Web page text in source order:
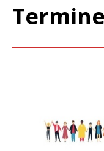
Termine